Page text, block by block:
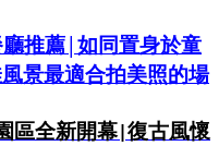
推薦| 如同置身於童
景最適合拍美照的場
區全新開幕| 復古風懷